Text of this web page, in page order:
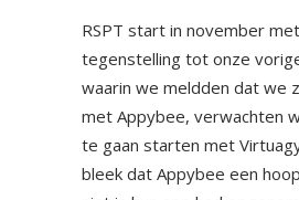
RSPT start in november
tegenstelling tot onze
waarin we meldden dat we
met Appybee, verwachten
te gaan starten met
bleek dat Appybee een